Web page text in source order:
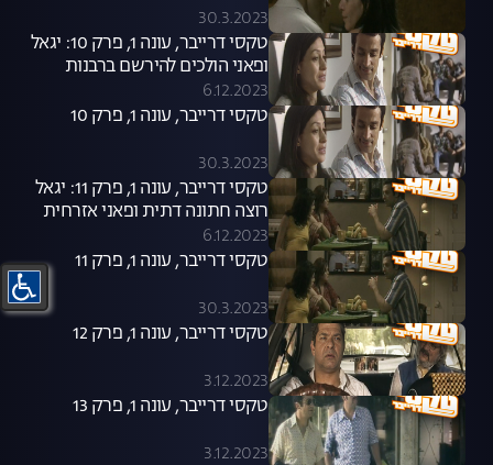
30.3.2023
טקסי דרייבר, עונה 1, פרק 10: יגאל
ופאני הולכים להירשם ברבנות
6.12.2023
טקסי דרייבר, עונה 1, פרק 10
30.3.2023
טקסי דרייבר, עונה 1, פרק 11: יגאל
רוצה חתונה דתית ופאני אזרחית
6.12.2023
טקסי דרייבר, עונה 1, פרק 11
30.3.2023
טקסי דרייבר, עונה 1, פרק 12
3.12.2023
טקסי דרייבר, עונה 1, פרק 13
3.12.2023